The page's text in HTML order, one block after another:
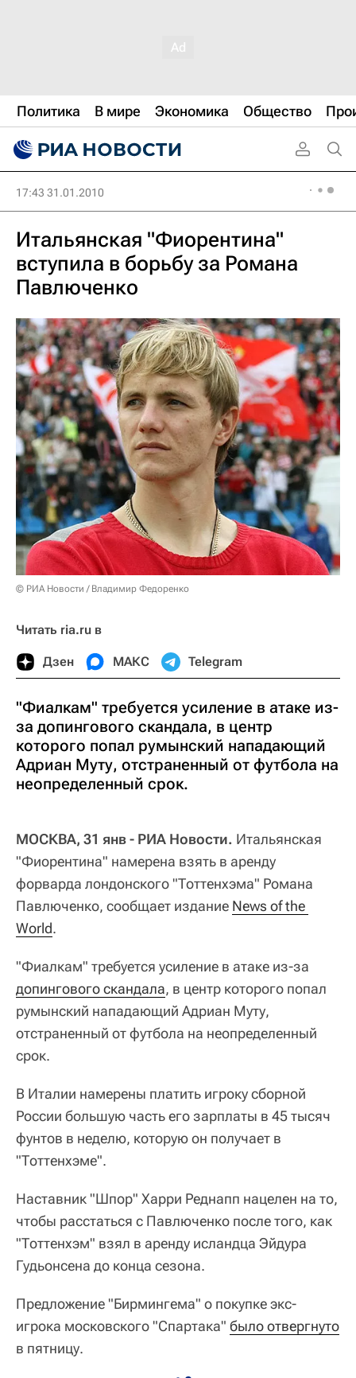
Политика В мире Экономика Общество
17:43 31.01.2010
Итальянская "Фиорентина"
вступила в борьбу за Романа
Павлюченко
© РИА Новости / Владимир Федоренко
Читать ria.ru в
Дзен МАКС Telegram
"Фиалкам" требуется усиление в атаке из-
за допингового скандала, в центр
которого попал румынский нападающий
Адриан Муту, отстраненный от футбола на
неопределенный срок.
МОСКВА, 31 янв - РИА Новости. Итальянская
"Фиорентина" намерена взять в аренду
форварда лондонского "Тоттенхэма" Романа
Павлюченко, сообщает издание News of the
World.
"Фиалкам" требуется усиление в атаке из-за
допингового скандала, в центр которого попал
румынский нападающий Адриан Муту,
отстраненный от футбола на неопределенный
срок.
В Италии намерены платить игроку сборной
России большую часть его зарплаты в 45 тысяч
фунтов в неделю, которую он получает в
"Тоттенхэме".
Наставник "Шпор" Харри Реднапп нацелен на то,
чтобы расстаться с Павлюченко после того, как
"Тоттенхэм" взял в аренду исландца Эйдура
Гудьонсена до конца сезона.
Предложение "Бирмингема" о покупке экс-
игрока московского "Спартака" было отвергнуто
в пятницу.